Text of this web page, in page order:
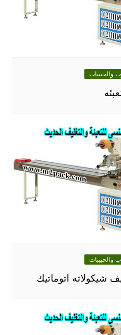
والحبيبات
والحبيبات
شيكولاته اتوماتيك